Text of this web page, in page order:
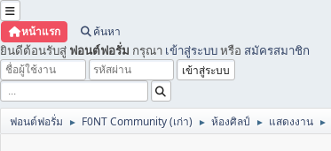
หน้าแรก ค้นหา
ยินดีต้อนรับสู่ ฟอนต์ฟอรั่ม กรุณา เข้าสู่ระบบหรือ สมัครสมาชิก
ฟอนต์ฟอรั่ม ► F0NT Community (เก่า) ► ห้องศิลป์ ► แสดงงาน ►